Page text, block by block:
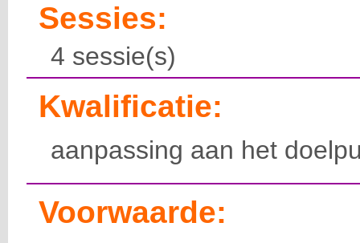
Sessies:
4 sessie(s)
Kwalificatie:
aanpassing aan het
Voorwaarde: